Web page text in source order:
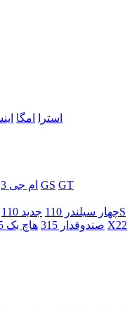
استرا
امگا
ام جی 3 GS GT
چهار سیلندر 110
جدید 110
سه سیلندر 110S
صندوقدار 315
هاچ بک 315
X22